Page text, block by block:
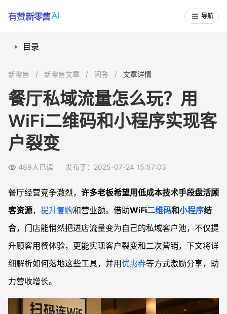
导航
目录
活用邀请奖励机制，实现客户裂变式增长
营销活动与客户唤醒，盘活外卖与堂食老用户
常见问题
WiFi二维码怎么保证顾客扫码连网体验顺畅？
如何设计邀请奖励活动，防刷风险高吗？
利用小程序外卖功能，有哪些可以提升外卖复购的小技巧？
新零售 新零售文章 问答 文章详情
餐厅私域流量怎么玩？用
WiFi二维码和小程序实现客
户裂变
489人已读 发布于：2025-07-24 15:57:03
餐厅经营竞争激烈， 许多老板希望用低成本技术手段盘活顾
客资源， 提升复购和营业额。借助WiFi二维码和小程序结
合，门店能悄然把进店流量变为自己的私域客户池，不仅提
升顾客用餐体验，更能实现客户裂变和二次营销，下文将详
细解析如何落地这些工具，并用优惠券等方式激励分享，助
力营收增长。